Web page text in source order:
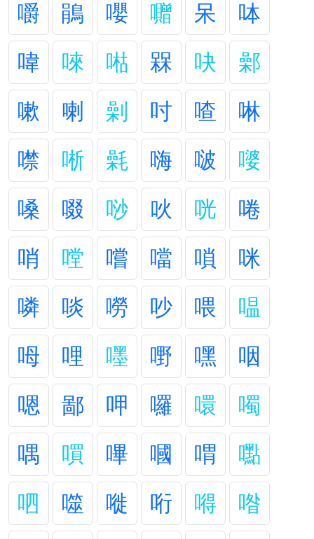
嚼
鵑 嚶 囎 呆
呠
喡
唻 喖 槑 吷
鄵
嗽
喇 劋 吋 喳
啉
噤
唽 氉 嗨 啵
嘙
嗓
啜 唦 吙 咣
啳
哨
嘡 嚐 噹 嗩
咪
噒
啖 嘮 吵 喂
嗢
呣
哩 嚜 嘢 嘿
咽
嗯
鄙 呷 囉 噮
噣
喁
嘪 嗶 嘓 喟
嚸
呬
噬 嘥 哘 嘚
喒